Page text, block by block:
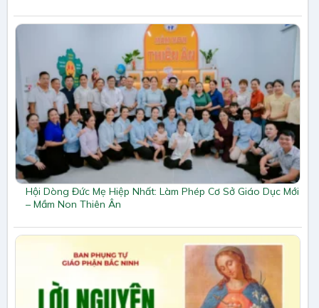
Hội Dòng Đức Mẹ Hiệp Nhất: Làm Phép Cơ Sở Giáo Dục Mới
– Mầm Non Thiên Ân